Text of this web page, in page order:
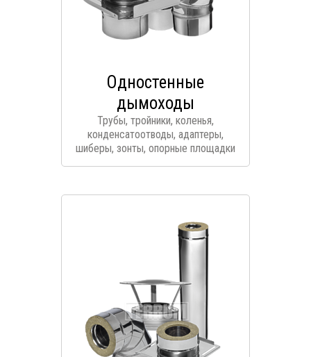
Одностенные
дымоходы
Трубы, тройники, коленья,
конденсатоотводы, адаптеры,
шиберы, зонты, опорные площадки